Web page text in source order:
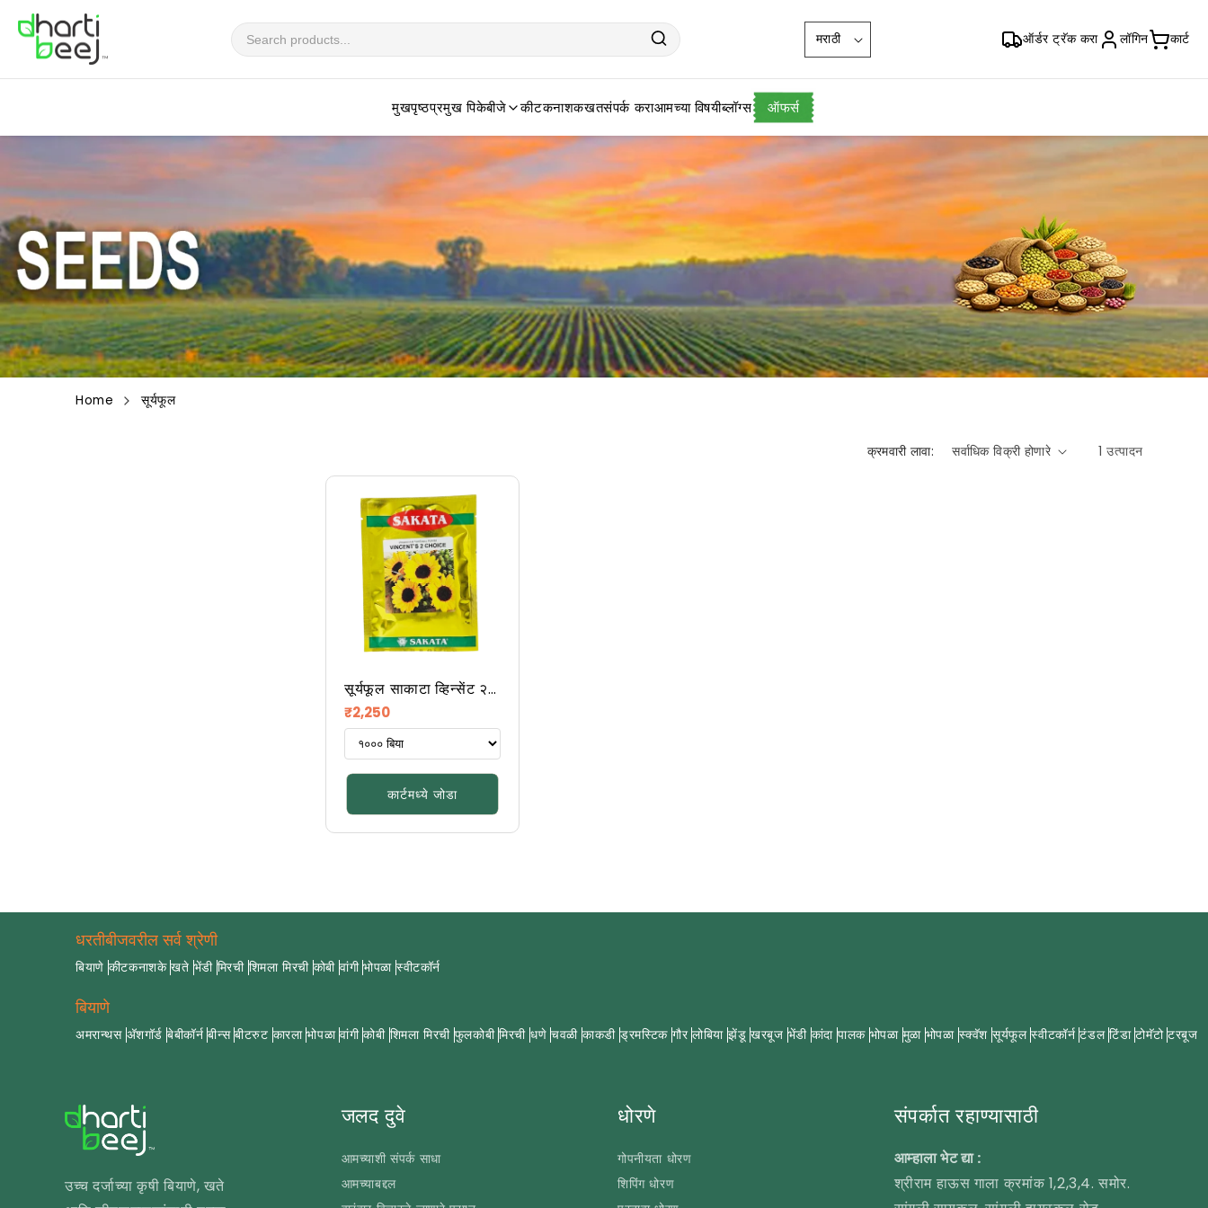
सामग्रीवर
जा
भा
षा
मराठी ऑर्डर ट्रॅक करा लॉगिन कार्ट
मुखपृष्ठप्रमुख पिकेबीजे कीटकनाशकखतसंपर्क कराआमच्या विषयीब्लॉग्स ऑफर्स
Home सूर्यफूल
क्रमवारी लावा: 1 उत्पादन
सूर्यफूल साकाटा व्हिन्सेंट २
चॉइस
नियमित
किंमत
₹2,250
कार्टमध्ये जोडा
धरतीबीजवरील सर्व श्रेणी
बियाणे कीटकनाशके खते भेंडी मिरची शिमला मिरची कोबी वांगी भोपळा स्वीटकॉर्न
बियाणे
अमरान्थस अ‍ॅशगॉर्ड बेबीकॉर्न बीन्स बीटरुट कारला भोपळा वांगी कोबी शिमला मिरची फुलकोबी मिरची धणे चवळी काकडी ड्रमस्टिक गौर लोबिया झेंडू खरबूज भेंडी कांदा पालक भोपळा मुळा भोपळा स्क्वॅश सूर्यफूल स्वीटकॉर्न टंडल टिंडा टोमॅटो टरबूज
उच्च दर्जाच्या कृषी बियाणे, खते
जलद दुवे
आमच्याशी संपर्क साधा
आमच्याबद्दल
धोरणे
गोपनीयता धोरण
शिपिंग धोरण
संपर्कात रहाण्यासाठी
आम्हाला भेट द्या :
श्रीराम हाऊस गाला क्रमांक 1,2,3,4. समोर.